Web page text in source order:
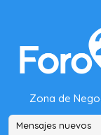
Zona de
Mensajes nuevos